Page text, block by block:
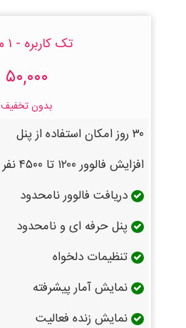
تک کاربره - ۱ ماهه
۵۰,۰۰۰
بدون تخفیف
۳۰ روز امکان استفاده از پنل
افزایش فالوور ۱۲۰۰ تا ۴۵۰۰ نفر
دریافت فالوور نامحدود
پنل حرفه ای و نامحدود
تنظیمات دلخواه
نمایش آمار پیشرفته
نمایش زنده فعالیت